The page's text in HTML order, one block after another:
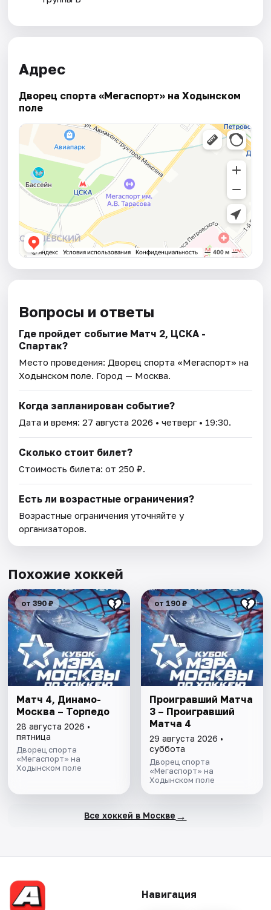
Адрес
Дворец спорта «Мегаспорт» на Ходынском
поле
Вопросы и ответы
Где пройдет событие Матч 2, ЦСКА -
Спартак?
Место проведения: Дворец спорта «Мегаспорт» на
Ходынском поле. Город — Москва.
Когда запланирован событие?
Дата и время:27 августа 2026 • четверг • 19:30.
Сколько стоит билет?
Стоимость билета: от 250 ₽.
Есть ли возрастные ограничения?
Возрастные ограничения уточняйте у
организаторов.
Похожие хоккей
от 390 ₽
Матч 4, Динамо-
Москва – Торпедо
28 августа 2026 •
пятница
Дворец спорта
«Мегаспорт» на
Ходынском поле
от 190 ₽
Проигравший Матча
3 – Проигравший
Матча 4
29 августа 2026 •
суббота
Дворец спорта
«Мегаспорт» на
Ходынском поле
Все хоккей в Москве →
Навигация